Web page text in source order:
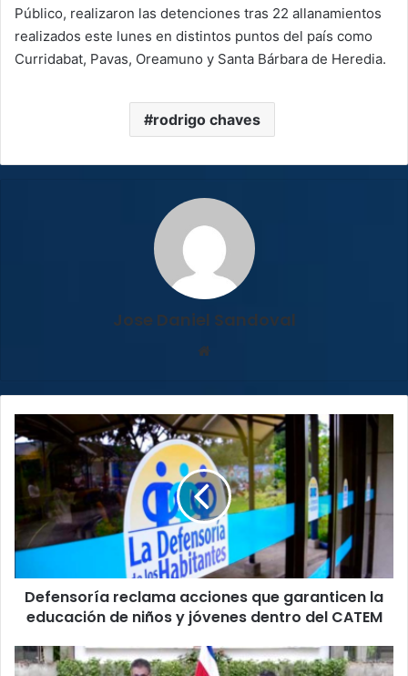
Público, realizaron las detenciones tras 22 allanamientos
realizados este lunes en distintos puntos del país como
Curridabat, Pavas, Oreamuno y Santa Bárbara de Heredia.
rodrigo chaves
Jose Daniel Sandoval
Defensoría
reclama
acciones
que
garanticen
la
educación
de
niños
jóvenes
del
CATEM
Defensoría reclama acciones que garanticen la
educación de niños y jóvenes dentro del CATEM
Chaves
veta